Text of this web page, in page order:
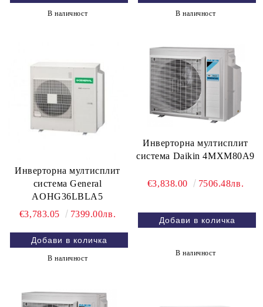
В наличност В наличност
Инверторна мултисплит
система General
AOHG36LBLA5
€3,783.05
7399.00лв.
В наличност
Инверторна мултисплит
система Daikin 4MXM80A9
€3,838.00 7506.48лв.
В наличност